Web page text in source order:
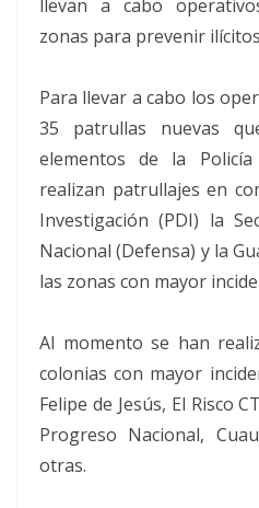
llevan a cabo
zonas para prevenir
Para llevar a cabo los
35 patrullas nuevas
elementos de la
realizan patrullajes en
Investigación (PDI) la
Nacional (Defensa) y la
las zonas con mayor
Al momento se han
colonias con mayor
Felipe de Jesús, El Risco
Progreso Nacional,
otras.